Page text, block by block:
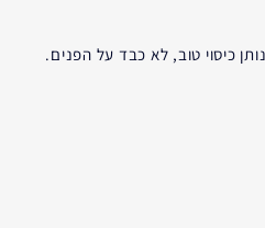
כיסוי טוב, לא כבד על הפנים.